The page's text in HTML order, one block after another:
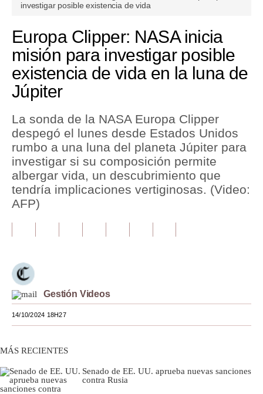
Finanzas Personales
Inmobiliarias
Plus G
Opinión
Editorial
Pregunta de hoy
Blogs
Tendencias
Moda
Estilos
Mundo
EEUU
México
minute,
21
seconds
investigar posible existencia de vida
Europa Clipper: NASA inicia
misión para investigar posible
existencia de vida en la luna de
Júpiter
La sonda de la NASA Europa Clipper
despegó el lunes desde Estados Unidos
rumbo a una luna del planeta Júpiter para
investigar si su composición permite
albergar vida, un descubrimiento que
tendría implicaciones vertiginosas. (Video:
AFP)
Gestión Videos
14/10/2024 18H27
MÁS RECIENTES
Senado de EE. UU. aprueba nuevas sanciones
contra Rusia